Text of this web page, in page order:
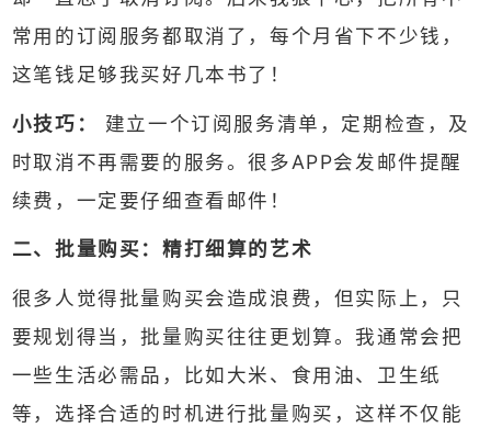
常用的订阅服务都取消了，每个月省下不少钱，
这笔钱足够我买好几本书了！
小技巧：
建立一个订阅服务清单，定期检查，及
时取消不再需要的服务。很多APP会发邮件提醒
续费，一定要仔细查看邮件！
二、批量购买：精打细算的艺术
很多人觉得批量购买会造成浪费，但实际上，只
要规划得当，批量购买往往更划算。我通常会把
一些生活必需品，比如大米、食用油、卫生纸
等，选择合适的时机进行批量购买，这样不仅能